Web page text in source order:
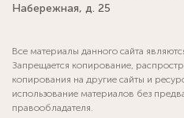
Набережная, д. 25
Все материалы данного сайта
Запрещается копирование,
копирования на другие сайты и
использование материалов без
правообладателя.